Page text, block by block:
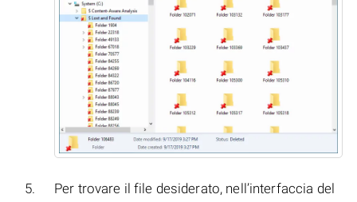
Per trovare il file desiderato, nell’interfaccia del